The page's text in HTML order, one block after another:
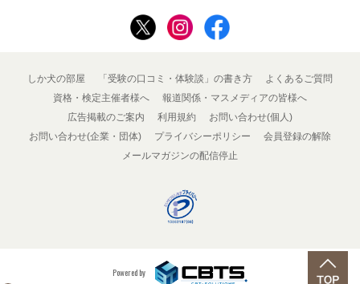
しか犬の部屋 「受験の口コミ・体験談」の書き方
よくあるご質問
資格・検定主催者様へ
報道関係・マスメディアの皆様へ
広告掲載のご案内
利用規約
お問い合わせ(個人)
お問い合わせ(企業・団体)
プライバシーポリシー
会員登録の解除
メールマガジンの配信停止
Powered by